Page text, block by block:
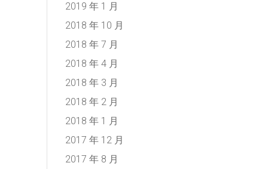
2019 年 1 月
2018 年 10 月
2018 年 7 月
2018 年 4 月
2018 年 3 月
2018 年 2 月
2018 年 1 月
2017 年 12 月
2017 年 8 月